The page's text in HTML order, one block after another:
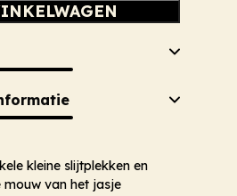
kleine slijtplekken en
van het jasje